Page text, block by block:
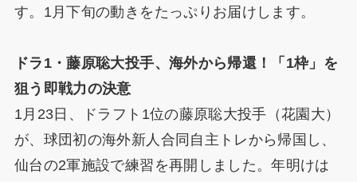
す。1月下旬の動きをたっぷりお届けします。
ドラ1・藤原聡大投手、海外から帰還！「1枠」を
狙う即戦力の決意
1月23日、ドラフト1位の藤原聡大投手（花園大）
が、球団初の海外新人合同自主トレから帰国し、
仙台の2軍施設で練習を再開しました。年明けは